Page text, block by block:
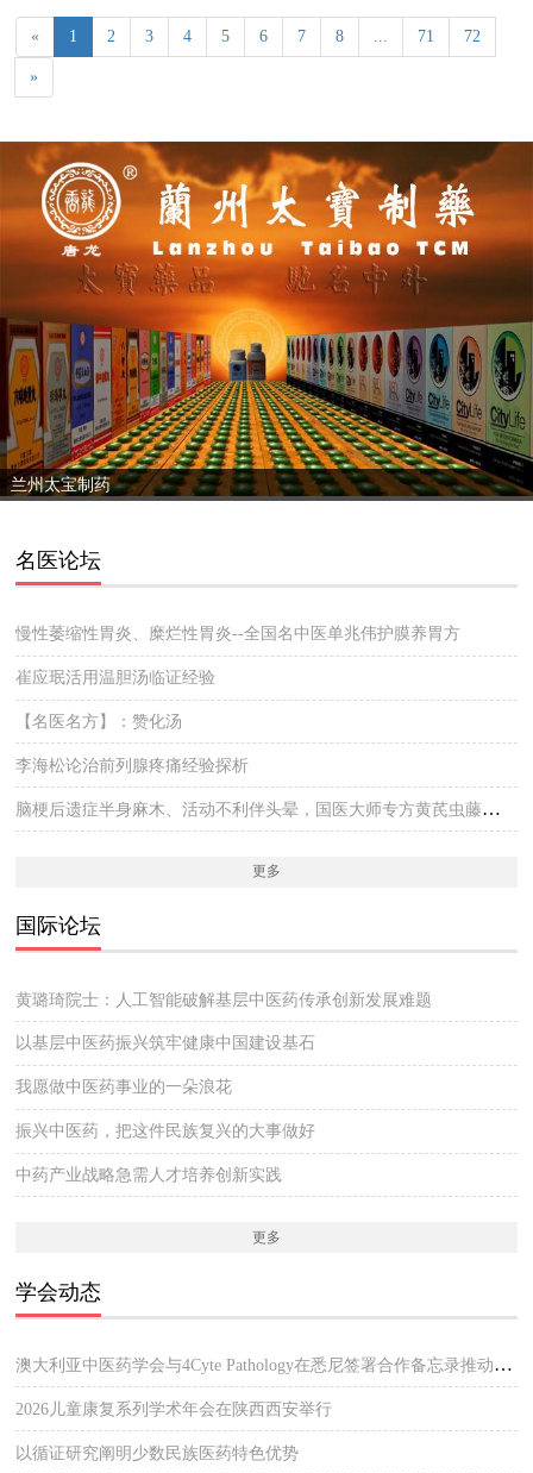
« 1 2 3 4 5 6 7 8 71 72
»
兰州太宝制药
名医论坛
慢性萎缩性胃炎、糜烂性胃炎--全国名中医单兆伟护膜养胃方
崔应珉活用温胆汤临证经验
【名医名方】：赞化汤
李海松论治前列腺疼痛经验探析
脑梗后遗症半身麻木、活动不利伴头晕，国医大师专方黄芪虫藤饮的实战医案
更多
国际论坛
黄璐琦院士：人工智能破解基层中医药传承创新发展难题
以基层中医药振兴筑牢健康中国建设基石
我愿做中医药事业的一朵浪花
振兴中医药，把这件民族复兴的大事做好
中药产业战略急需人才培养创新实践
更多
学会动态
澳大利亚中医药学会与4Cyte Pathology在悉尼签署合作备忘录推动中医临床与现代病理检测协作 开启澳大利亚中医专业发展新篇章
2026儿童康复系列学术年会在陕西西安举行
以循证研究阐明少数民族医药特色优势